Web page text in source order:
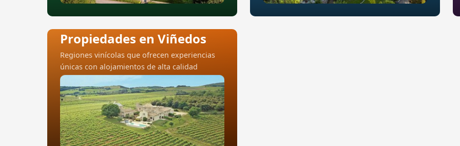
Propiedades en Viñedos
Regiones vinícolas que ofrecen experiencias
únicas con alojamientos de alta calidad